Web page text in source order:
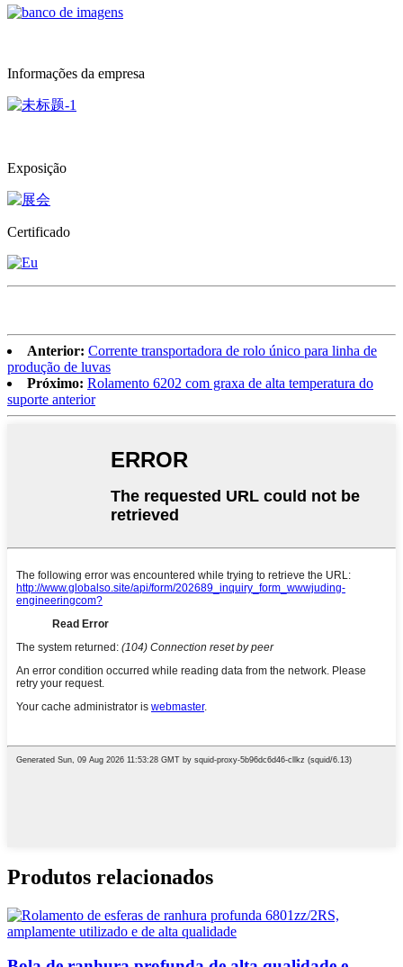
Informações da empresa
Exposição
Certificado
Anterior: Corrente transportadora de rolo único para linha de
produção de luvas
Próximo: Rolamento 6202 com graxa de alta temperatura do
suporte anterior
Produtos relacionados